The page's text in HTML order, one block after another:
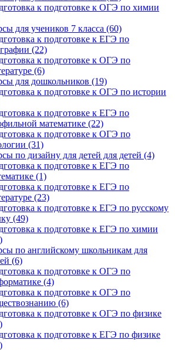
к подготовке к ОГЭ по химии
для учеников 7 класса (60)
к подготовке к ЕГЭ по
(22)
к подготовке к ОГЭ по
(6)
для дошкольников (19)
к подготовке к ОГЭ по истории
к подготовке к ЕГЭ по
математике (22)
к подготовке к ОГЭ по
(31)
по дизайну для детей для детей (4)
к подготовке к ЕГЭ по
(1)
к подготовке к ЕГЭ по
(23)
к подготовке к ЕГЭ по русскому
(49)
к подготовке к ЕГЭ по химии
по английскому школьникам для
(6)
к подготовке к ОГЭ по
(4)
к подготовке к ОГЭ по
(6)
к подготовке к ОГЭ по физике
к подготовке к ЕГЭ по физике